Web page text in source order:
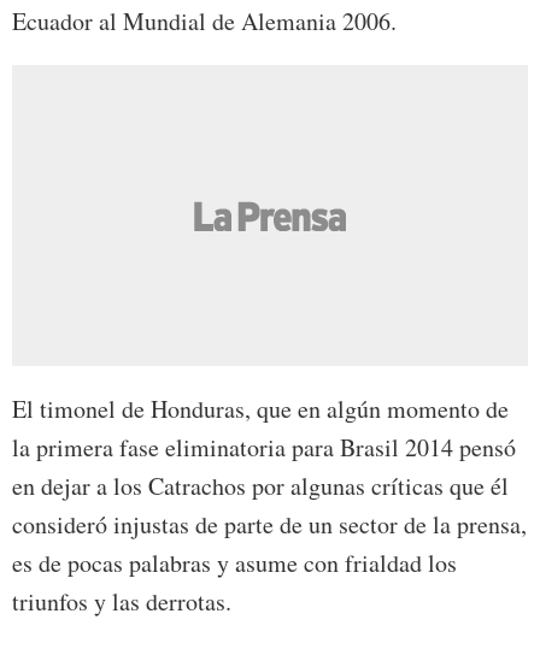
Ecuador al Mundial de Alemania 2006.
El timonel de Honduras, que en algún momento de
la primera fase eliminatoria para Brasil 2014 pensó
en dejar a los Catrachos por algunas críticas que él
consideró injustas de parte de un sector de la prensa,
es de pocas palabras y asume con frialdad los
triunfos y las derrotas.